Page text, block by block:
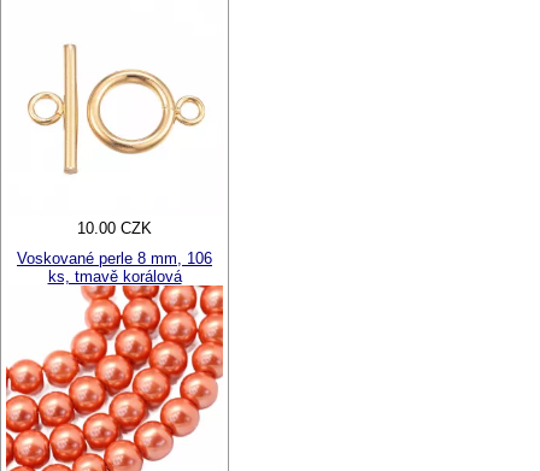
10.00 CZK
Voskované perle 8 mm, 106
ks, tmavě korálová